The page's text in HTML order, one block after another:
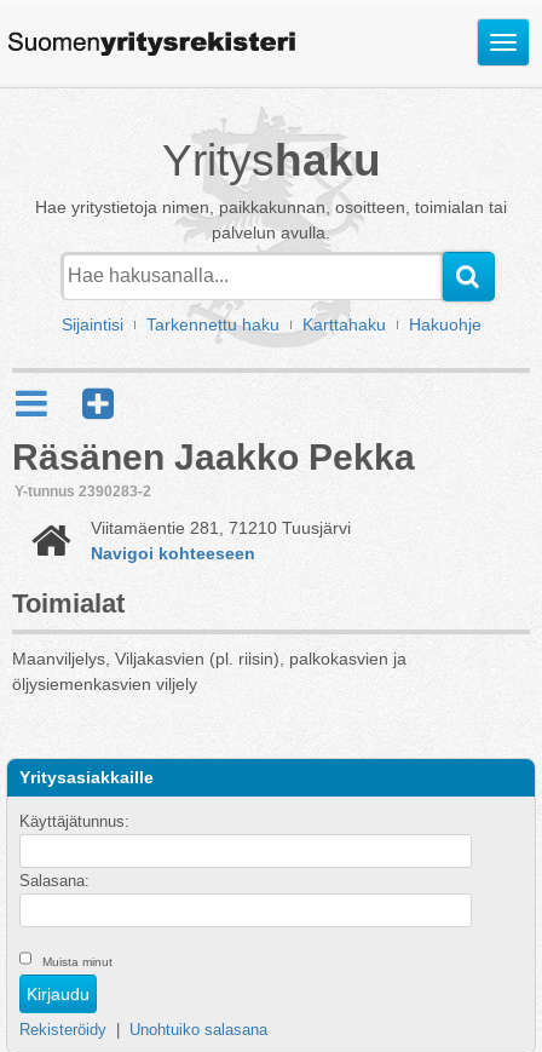
Avaa
Yrityshaku
Hae yritystietoja nimen, paikkakunnan, osoitteen, toimialan tai
palvelun avulla.
Sijaintisi Tarkennettu haku Karttahaku Hakuohje
Räsänen Jaakko Pekka
Y-tunnus 2390283-2
Viitamäentie 281, 71210 Tuusjärvi
Navigoi kohteeseen
Toimialat
Maanviljelys, Viljakasvien (pl. riisin), palkokasvien ja
öljysiemenkasvien viljely
Yritysasiakkaille
Käyttäjätunnus:
Salasana:
Muista minut
Rekisteröidy Unohtuiko salasana